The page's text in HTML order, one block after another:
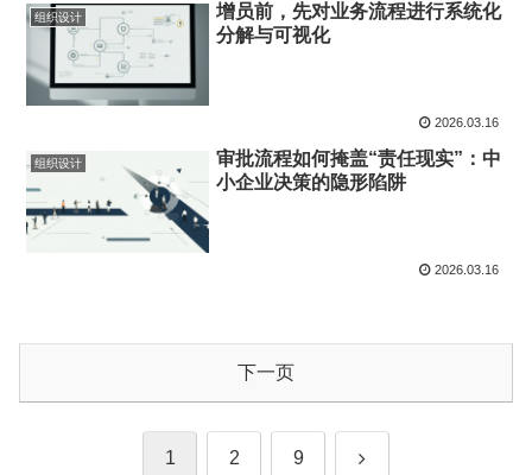
组织设计
增员前，先对业务流程进行系统化
分解与可视化
2026.03.16
组织设计
审批流程如何掩盖“责任现实”：中
小企业决策的隐形陷阱
2026.03.16
下一页
1 2 9 下